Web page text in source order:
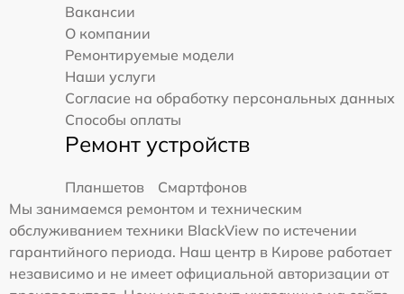
Вакансии
О компании
Ремонтируемые модели
Наши услуги
Согласие на обработку персональных данных
Способы оплаты
Ремонт устройств
Планшетов
Смартфонов
Мы занимаемся ремонтом и техническим
обслуживанием техники BlackView по истечении
гарантийного периода. Наш центр в Кирове работает
независимо и не имеет официальной авторизации от